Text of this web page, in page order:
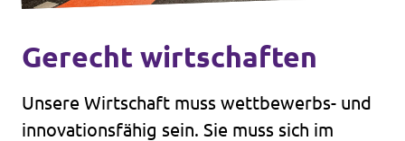
Gerecht wirtschaften
Unsere Wirtschaft muss wettbewerbs- und
innovationsfähig sein. Sie muss sich im